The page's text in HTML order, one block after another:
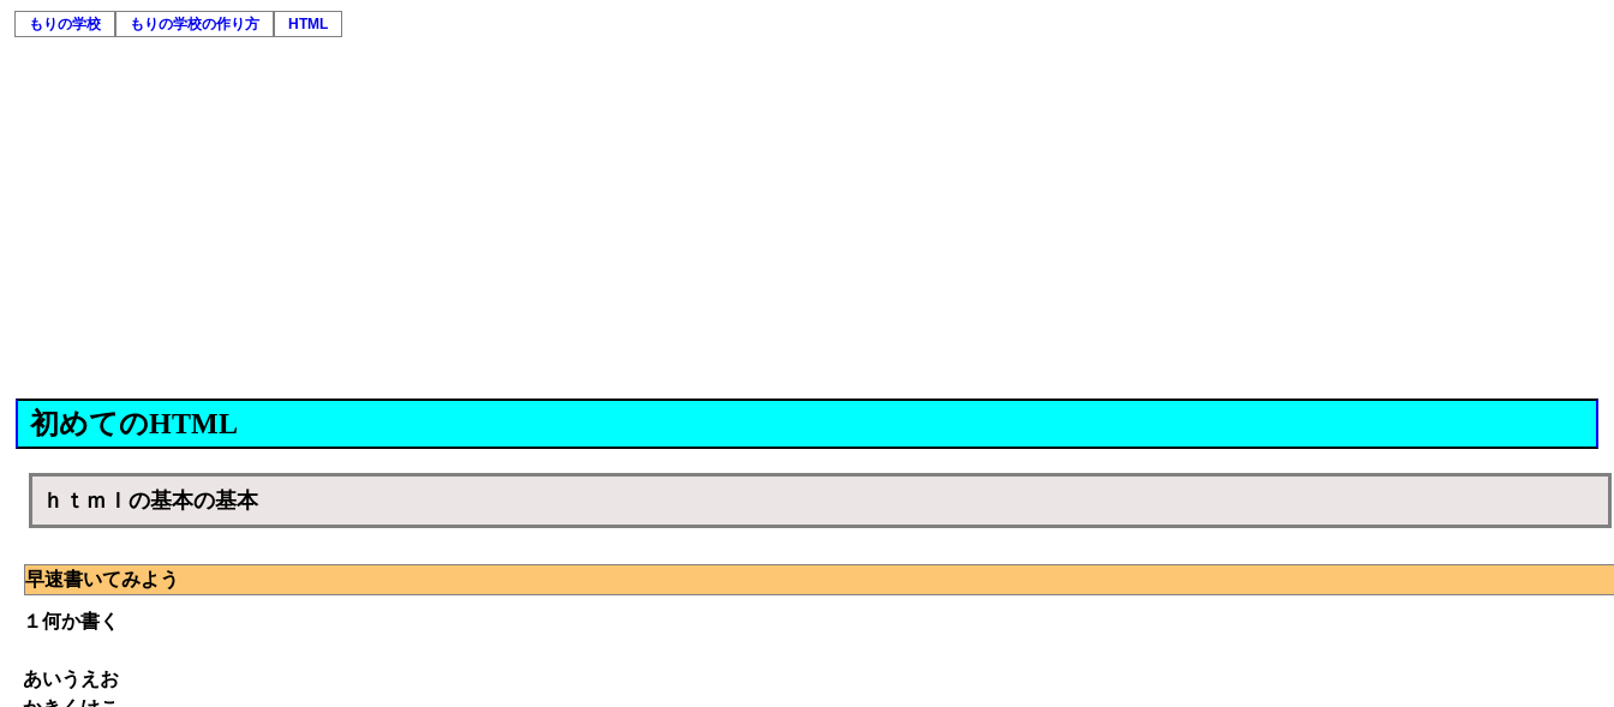
もりの学校 もりの学校の作り方 HTML
初めてのHTML
ｈｔｍｌの基本の基本
早速書いてみよう
１何か書く
あいうえお